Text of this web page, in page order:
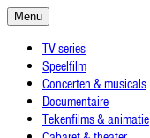
Menu
TV series
Speelfilm
Concerten & musicals
Documentaire
Tekenfilms & animatie